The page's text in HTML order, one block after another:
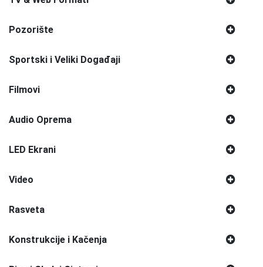
Pozorište
Sportski i Veliki Događaji
Filmovi
Audio Oprema
LED Ekrani
Video
Rasveta
Konstrukcije i Kačenja